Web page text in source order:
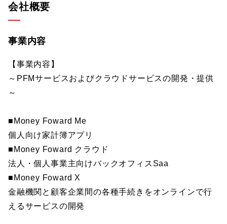
会社概要
事業内容
【事業内容】
～PFMサービスおよびクラウドサービスの開発・提供
～
■Money Foward Me
個人向け家計簿アプリ
■Money Foward クラウド
法人・個人事業主向けバックオフィスSaa
■Money Foward X
金融機関と顧客企業間の各種手続きをオンラインで行
えるサービスの開発